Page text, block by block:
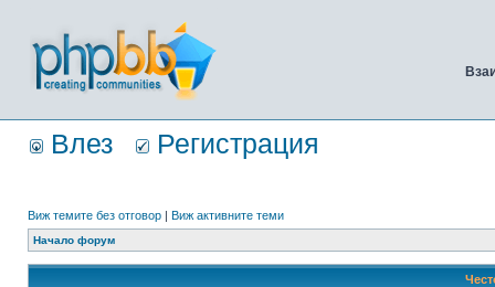
Влез Регистрация
Виж темите без отговор | Виж активните теми
Начало форум